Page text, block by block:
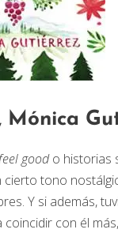
Mónica
goodo historias
cierto tono
Y si además,
con él